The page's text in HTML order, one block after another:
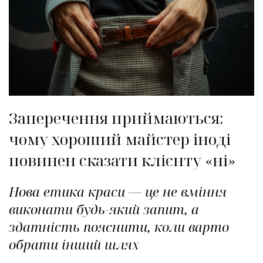
Заперечення приймаються:
чому хороший майстер іноді
повинен сказати клієнту «ні»
Нова етика краси — це не вміння
виконати будь-який запит, а
здатність пояснити, коли варто
обрати інший шлях